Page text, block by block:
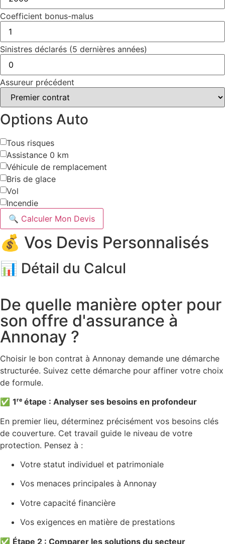
Coefficient bonus-malus
Sinistres déclarés (5 dernières années)
Assureur précédent
Options Auto
Tous risques
Assistance 0 km
Véhicule de remplacement
Bris de glace
Vol
Incendie
🔍 Calculer Mon Devis
💰 Vos Devis Personnalisés
📊 Détail du Calcul
De quelle manière opter pour
son offre d'assurance à
Annonay ?
Choisir le bon contrat à Annonay demande une démarche
structurée. Suivez cette démarche pour affiner votre choix
de formule.
✅ 1ʳᵉ étape : Analyser ses besoins en profondeur
En premier lieu, déterminez précisément vos besoins clés
de couverture. Cet travail guide le niveau de votre
protection. Pensez à :
Votre statut individuel et patrimoniale
Vos menaces principales à Annonay
Votre capacité financière
Vos exigences en matière de prestations
✅ Étape 2 : Comparer les solutions du secteur